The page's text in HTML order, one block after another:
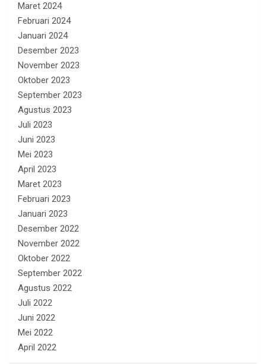
Maret 2024
Februari 2024
Januari 2024
Desember 2023
November 2023
Oktober 2023
September 2023
Agustus 2023
Juli 2023
Juni 2023
Mei 2023
April 2023
Maret 2023
Februari 2023
Januari 2023
Desember 2022
November 2022
Oktober 2022
September 2022
Agustus 2022
Juli 2022
Juni 2022
Mei 2022
April 2022